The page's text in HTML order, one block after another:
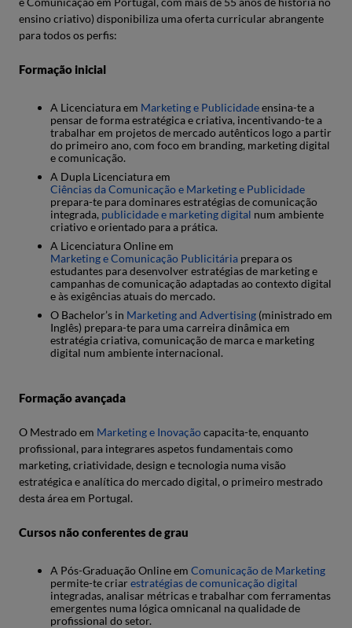
ensino criativo) disponibiliza uma oferta curricular abrangente
para todos os perfis:
Formação inicial
A Licenciatura em Marketing e Publicidadeensina-te a
pensar de forma estratégica e criativa, incentivando-te a
trabalhar em projetos de mercado autênticos logo a partir
do primeiro ano, com foco em branding, marketing digital
e comunicação.
A Dupla Licenciatura em
Ciências da Comunicação e Marketing e Publicidade
prepara-te para dominares estratégias de comunicação
integrada, publicidade e marketing digital num ambiente
criativo e orientado para a prática.
A Licenciatura Online em
Marketing e Comunicação Publicitária prepara os
estudantes para desenvolver estratégias de marketing e
campanhas de comunicação adaptadas ao contexto digital
e às exigências atuais do mercado.
O Bachelor’s in Marketing and Advertising (ministrado em
Inglês) prepara-te para uma carreira dinâmica em
estratégia criativa, comunicação de marca e marketing
digital num ambiente internacional.
Formação avançada
O Mestrado em Marketing e Inovaçãocapacita-te, enquanto
profissional, para integrares aspetos fundamentais como
marketing, criatividade, design e tecnologia numa visão
estratégica e analítica do mercado digital, o primeiro mestrado
desta área em Portugal.
Cursos não conferentes de grau
A Pós-Graduação Online em Comunicação de Marketing
permite-te criarestratégias de comunicação digital
integradas, analisar métricas e trabalhar com ferramentas
emergentes numa lógica omnicanal na qualidade de
profissional do setor.